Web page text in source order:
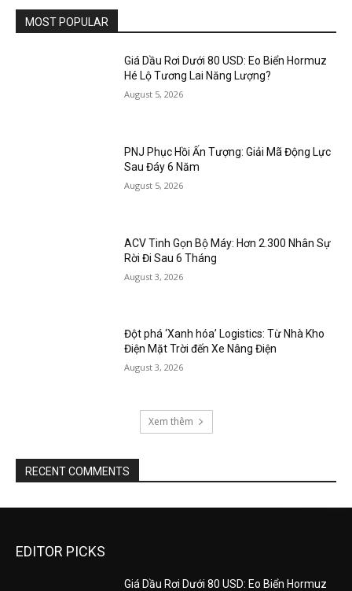
MOST POPULAR
Giá Dầu Rơi Dưới 80 USD: Eo Biển Hormuz
Hé Lộ Tương Lai Năng Lượng?
August 5, 2026
PNJ Phục Hồi Ấn Tượng: Giải Mã Động Lực
Sau Đáy 6 Năm
August 5, 2026
ACV Tinh Gọn Bộ Máy: Hơn 2.300 Nhân Sự
Rời Đi Sau 6 Tháng
August 3, 2026
Đột phá ‘Xanh hóa’ Logistics: Từ Nhà Kho
Điện Mặt Trời đến Xe Nâng Điện
August 3, 2026
Xem thêm
RECENT COMMENTS
EDITOR PICKS
Giá Dầu Rơi Dưới 80 USD: Eo Biển Hormuz